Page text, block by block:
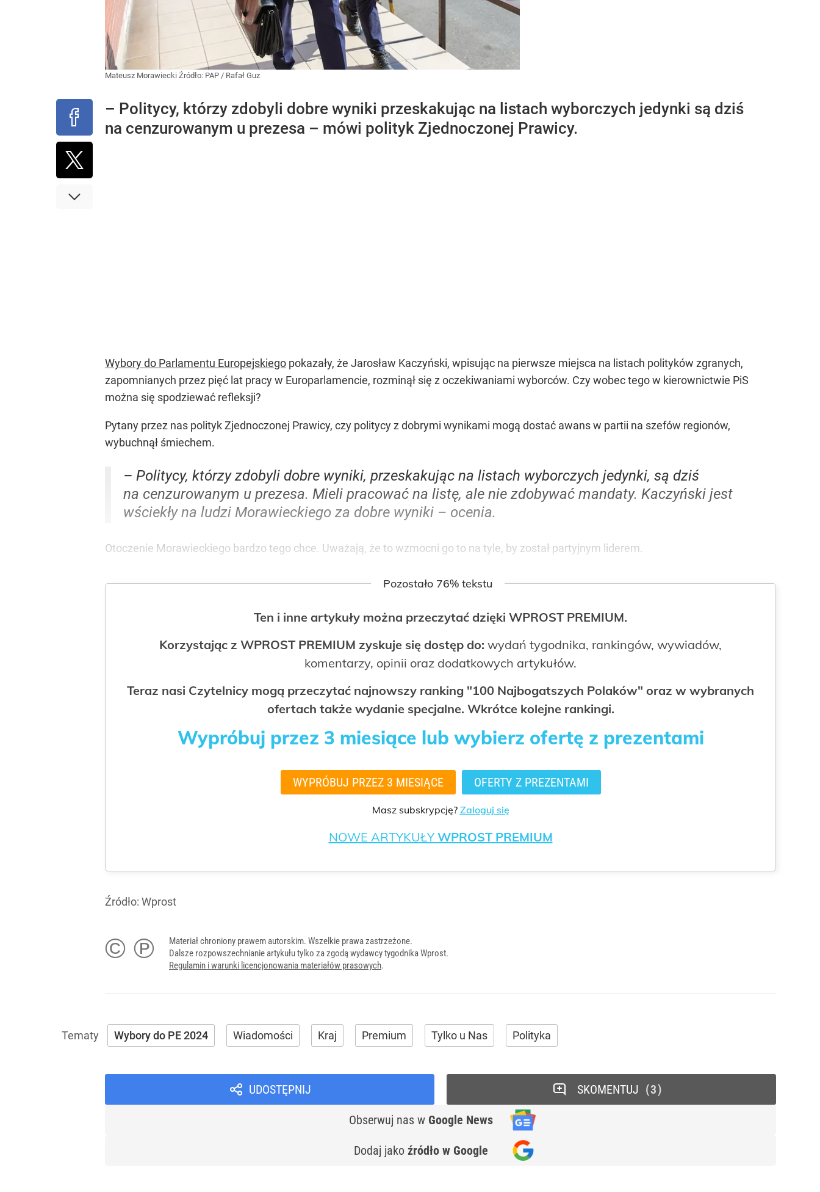
Mateusz Morawiecki Źródło: PAP / Rafał Guz
– Politycy, którzy zdobyli dobre wyniki przeskakując na listach wyborczych jedynki są dziś
na cenzurowanym u prezesa – mówi polityk Zjednoczonej Prawicy.
Wybory do Parlamentu Europejskiego pokazały, że Jarosław Kaczyński, wpisując na pierwsze miejsca na listach polityków zgranych,
zapomnianych przez pięć lat pracy w Europarlamencie, rozminął się z oczekiwaniami wyborców. Czy wobec tego w kierownictwie PiS
można się spodziewać refleksji?
Pytany przez nas polityk Zjednoczonej Prawicy, czy politycy z dobrymi wynikami mogą dostać awans w partii na szefów regionów,
wybuchnął śmiechem.
– Politycy, którzy zdobyli dobre wyniki, przeskakując na listach wyborczych jedynki, są dziś
na cenzurowanym u prezesa. Mieli pracować na listę, ale nie zdobywać mandaty. Kaczyński jest
wściekły na ludzi Morawieckiego za dobre wyniki – ocenia.
Otoczenie Morawieckiego bardzo tego chce. Uważają, że to wzmocni go to na tyle, by został partyjnym liderem.
Pozostało 76% tekstu
Ten i inne artykuły można przeczytać dzięki WPROST PREMIUM.
Korzystając z WPROST PREMIUM zyskuje się dostęp do: wydań tygodnika, rankingów, wywiadów,
komentarzy, opinii oraz dodatkowych artykułów.
Teraz nasi Czytelnicy mogą przeczytać najnowszy ranking "100 Najbogatszych Polaków" oraz w wybranych
ofertach także wydanie specjalne. Wkrótce kolejne rankingi.
Wypróbuj przez 3 miesiące lub wybierz ofertę z prezentami
WYPRÓBUJ PRZEZ 3 MIESIĄCE OFERTY Z PREZENTAMI
Masz subskrypcję? Zaloguj się
NOWE ARTYKUŁYWPROST PREMIUM
Źródło: Wprost
© ℗
Materiał chroniony prawem autorskim. Wszelkie prawa zastrzeżone.
Dalsze rozpowszechnianie artykułu tylko za zgodą wydawcy tygodnika Wprost.
Regulamin i warunki licencjonowania materiałów prasowych.
Wybory do PE 2024 Wiadomości Kraj Premium Tylko u Nas Polityka
UDOSTĘPNIJ
Obserwuj nas w Google News
Dodaj jako źródło w Google
SKOMENTUJ 3